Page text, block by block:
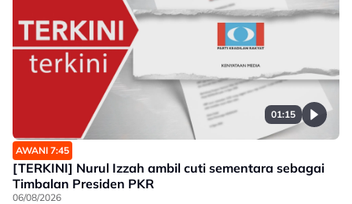
01:15
AWANI 7:45
[TERKINI] Nurul Izzah ambil cuti sementara sebagai
Timbalan Presiden PKR
06/08/2026